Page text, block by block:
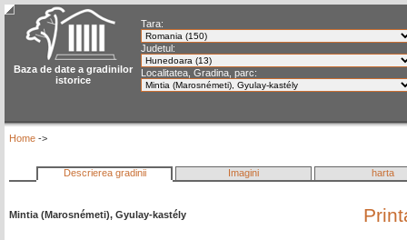
Baza de date a gradinilor
istorice
Tara:
Judetul:
Localitatea, Gradina, parc:
Home ->
Descrierea gradinii Imagini harta
Mintia (Marosnémeti), Gyulay-kastély